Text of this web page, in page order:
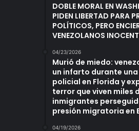
DOBLE MORAL EN
PIDEN LIBERTAD PARA
POLÍTICOS, PERO
VENEZOLANOS
04/23/2026
Murió de miedo:
un infarto durante
policial en Florida y
terror que viven miles
inmigrantes
presión migratoria en
04/19/2026